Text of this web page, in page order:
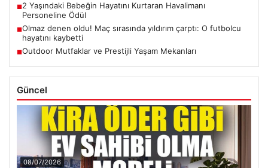
■2 Yaşındaki Bebeğin Hayatını Kurtaran Havalimanı
Personeline Ödül
■Olmaz denen oldu! Maç sırasında yıldırım çarptı: O futbolcu
hayatını kaybetti
■Outdoor Mutfaklar ve Prestijli Yaşam Mekanları
Güncel
08/07/2026